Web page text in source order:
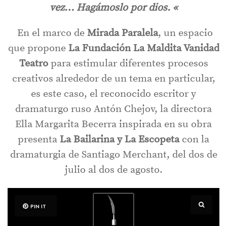
vez… Hagámoslo por dios. «
En el marco de Mirada Paralela, un espacio
que propone La Fundación La Maldita Vanidad
Teatropara estimular diferentes procesos
creativos alrededor de un tema en particular,
es este caso, el reconocido escritor y
dramaturgo ruso Antón Chejov, la directora
Ella Margarita Becerra inspirada en su obra
presenta La Bailarina y La Escopetacon la
dramaturgia de Santiago Merchant, del dos de
julio al dos de agosto.
PIN IT